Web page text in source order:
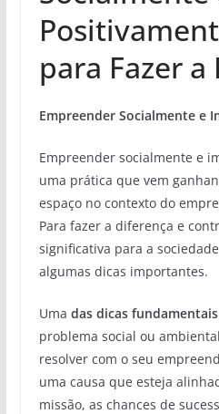
para Fazer
Empreender Socialmente e
Empreender socialmente e
uma prática que vem
espaço no contexto do
Para fazer a diferença e
significativa para a
algumas dicas importantes.
Uma das dicas fundamentais
problema social ou
resolver com o seu
uma causa que esteja
missão, as chances de